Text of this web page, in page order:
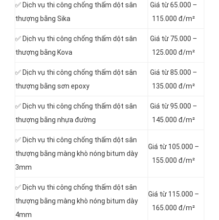
✅ Dịch vụ thi công chống thấm dột sân
thượng bằng Sika
Giá từ 65.000 –
115.000 đ/m²
✅ Dịch vụ thi công chống thấm dột sân
thượng bằng Kova
Giá từ 75.000 –
125.000 đ/m²
✅ Dịch vụ thi công chống thấm dột sân
thượng bằng sơn epoxy
Giá từ 85.000 –
135.000 đ/m²
✅ Dịch vụ thi công chống thấm dột sân
thượng bằng nhựa đường
Giá từ 95.000 –
145.000 đ/m²
✅ Dịch vụ thi công chống thấm dột sân
thượng bằng màng khò nóng bitum dày
3mm
Giá từ 105.000 –
155.000 đ/m²
✅ Dịch vụ thi công chống thấm dột sân
thượng bằng màng khò nóng bitum dày
4mm
Giá từ 115.000 –
165.000 đ/m²